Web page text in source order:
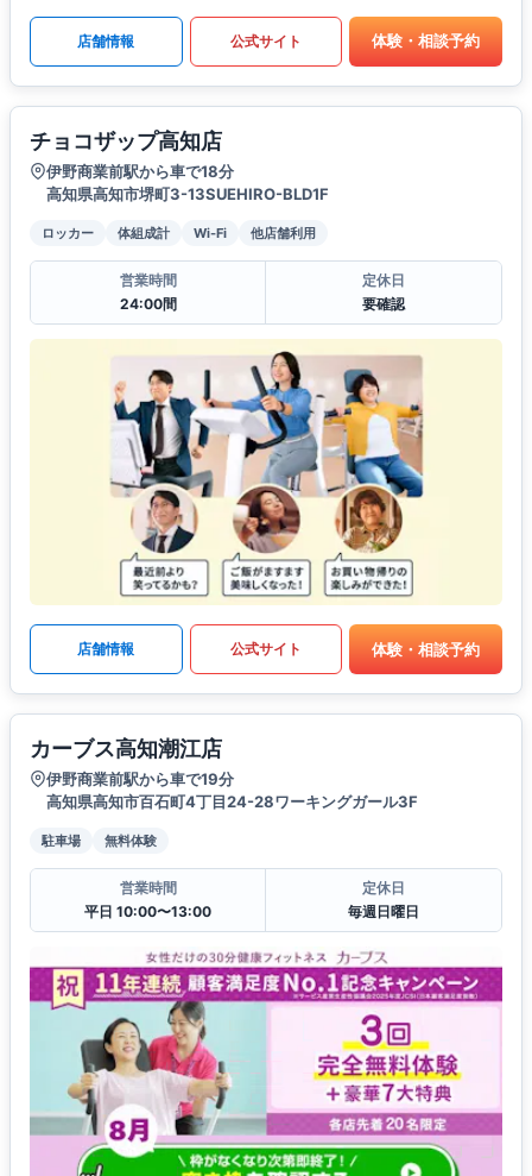
店舗情報 公式サイト 体験・相談予約
チョコザップ高知店
伊野商業前駅から車で18分
高知県高知市堺町3-13SUEHIRO-BLD1F
ロッカー 体組成計 Wi-Fi 他店舗利用
営業時間
24:00間
定休日
要確認
店舗情報 公式サイト 体験・相談予約
カーブス高知潮江店
伊野商業前駅から車で19分
高知県高知市百石町4丁目24-28ワーキングガール3F
駐車場 無料体験
営業時間
平日 10:00〜13:00
定休日
毎週日曜日